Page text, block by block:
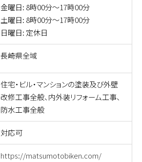
金曜日: 8時00分～17時00分
土曜日: 8時00分～17時00分
日曜日: 定休日
長崎県全域
住宅・ビル・マンションの塗装及び外壁
改修工事全般、内外装リフォーム工事、
防水工事全般
対応可
https://matsumotobiken.com/